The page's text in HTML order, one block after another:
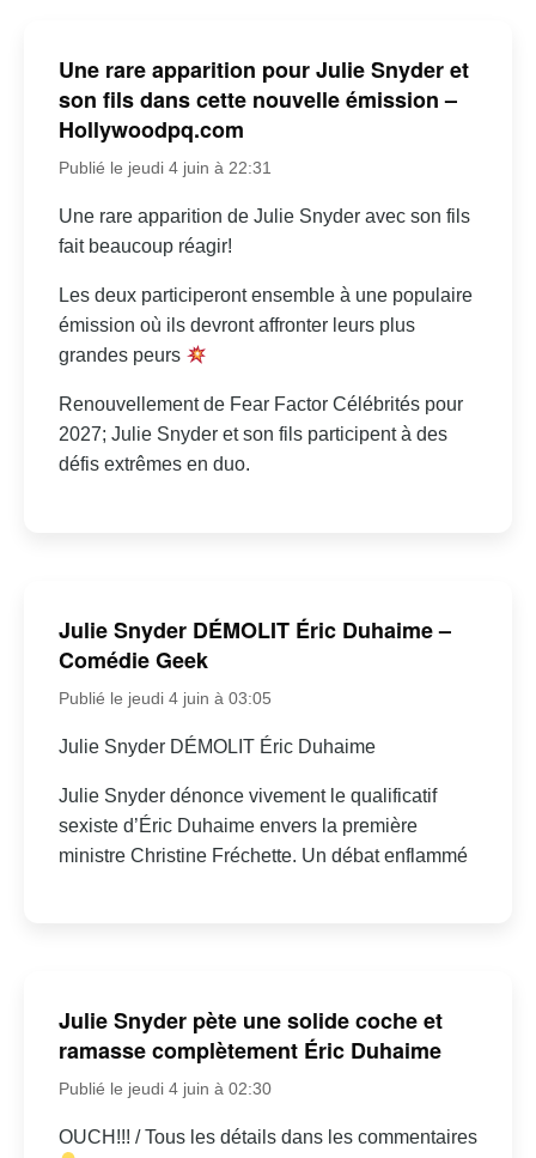
Une rare apparition pour Julie Snyder et
son fils dans cette nouvelle émission –
Hollywoodpq.com
Publié le jeudi 4 juin à 22:31
Une rare apparition de Julie Snyder avec son fils
fait beaucoup réagir!
Les deux participeront ensemble à une populaire
émission où ils devront affronter leurs plus
grandes peurs
Renouvellement de Fear Factor Célébrités pour
2027; Julie Snyder et son fils participent à des
défis extrêmes en duo.
Julie Snyder DÉMOLIT Éric Duhaime –
Comédie Geek
Publié le jeudi 4 juin à 03:05
Julie Snyder DÉMOLIT Éric Duhaime
Julie Snyder dénonce vivement le qualificatif
sexiste d’Éric Duhaime envers la première
ministre Christine Fréchette. Un débat enflammé
Julie Snyder pète une solide coche et
ramasse complètement Éric Duhaime
Publié le jeudi 4 juin à 02:30
OUCH!!! / Tous les détails dans les commentaires